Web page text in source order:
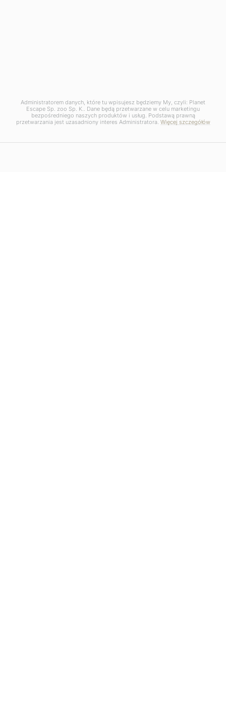
Administratorem danych, które tu wpisujesz będziemy My, czyli: Planet
Escape Sp. zoo Sp. K.. Dane będą przetwarzane w celu marketingu
bezpośredniego naszych produktów i usług. Podstawą prawną
przetwarzania jest uzasadniony interes Administratora. Więcej szczegółów